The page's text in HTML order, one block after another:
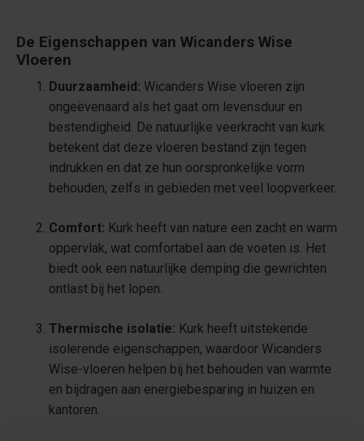
De Eigenschappen van Wicanders Wise
Vloeren
Duurzaamheid: Wicanders Wise vloeren zijn
ongeëvenaard als het gaat om levensduur en
bestendigheid. De natuurlijke veerkracht van kurk
betekent dat deze vloeren bestand zijn tegen
indrukken en dat ze hun oorspronkelijke vorm
behouden, zelfs in gebieden met veel loopverkeer.
Comfort: Kurk heeft van nature een zacht en warm
oppervlak, wat comfortabel aan de voeten is. Het
biedt ook een natuurlijke demping die gewrichten
ontlast bij het lopen.
Thermische isolatie: Kurk heeft uitstekende
isolerende eigenschappen, waardoor Wicanders
Wise-vloeren helpen bij het behouden van warmte
en bijdragen aan energiebesparing in huizen en
kantoren.